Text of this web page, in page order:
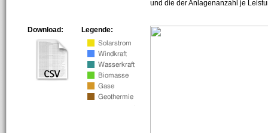
und die der Anlagenanzahl je
Legende:
Download: